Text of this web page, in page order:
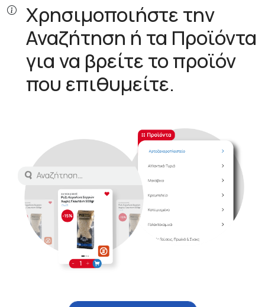
Χρησιμοποιήστε την
Αναζήτηση ή τα Προϊόντα
για να βρείτε το προϊόν
που επιθυμείτε.